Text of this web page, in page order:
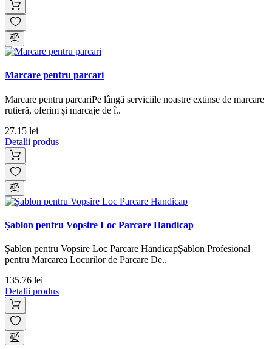
Marcare pentru parcari
Marcare pentru parcariPe lângă serviciile noastre extinse de marcare
rutieră, oferim și marcaje de î..
27.15 lei
Detalii produs
Șablon pentru Vopsire Loc Parcare Handicap
Șablon pentru Vopsire Loc Parcare HandicapȘablon Profesional
pentru Marcarea Locurilor de Parcare De..
135.76 lei
Detalii produs